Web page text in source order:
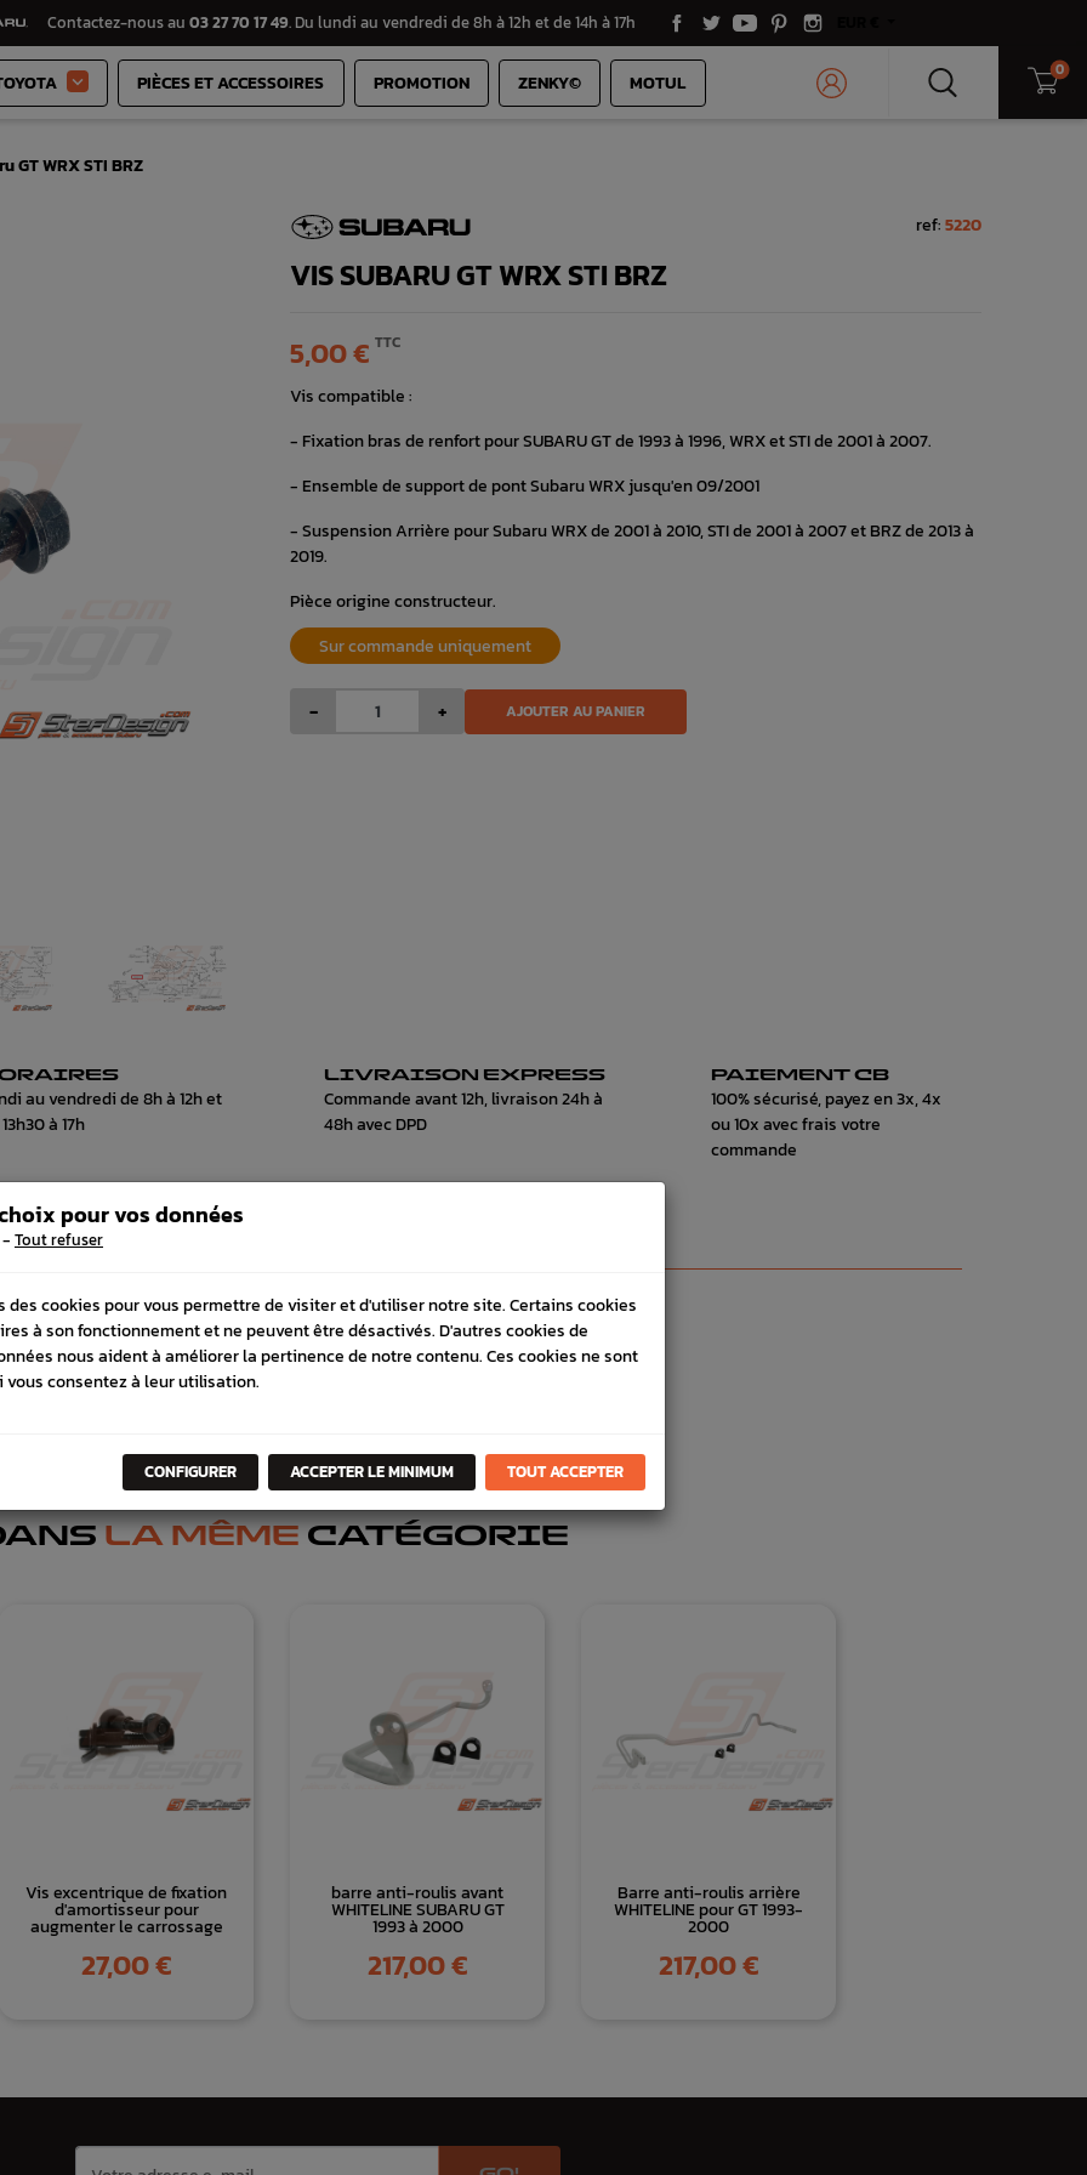
Contactez-nous au 03 27 70 17 49. Du lundi au vendredi de 8h à 12h et de 14h à 17h
 PIÈCES ET ACCESSOIRES PROMOTION ZENKY© MOTUL 0
GT WRX STI BRZ
ref:5220
VIS SUBARU GT WRX STI BRZ
5,00 € TTC
Vis compatible :
- Fixation bras de renfort pour SUBARU GT de 1993 à 1996, WRX et STI de 2001 à 2007.
- Ensemble de support de pont Subaru WRX jusqu'en 09/2001
- Suspension Arrière pour Subaru WRX de 2001 à 2010, STI de 2001 à 2007 et BRZ de 2013 à
2019.
Pièce origine constructeur.
Sur commande uniquement
- + AJOUTER AU PANIER
au vendredi de 8h à 12h et
à 17h
LIVRAISON EXPRESS
Commande avant 12h, livraison 24h à
48h avec DPD
PAIEMENT CB
100% sécurisé, payez en 3x, 4x
ou 10x avec frais votre
commande
LA MÊMECATÉGORIE
Vis excentrique de fixation
d'amortisseur pour
augmenter le carrossage
Prix
27,00 €
barre anti-roulis avant
WHITELINE SUBARU GT
1993 à 2000
Prix
217,00 €
Barre anti-roulis arrière
WHITELINE pour GT 1993-
2000
Prix
217,00 €
pour vos données
- Tout refuser
des cookies pour vous permettre de visiter et d'utiliser notre site. Certains cookies
à son fonctionnement et ne peuvent être désactivés. D'autres cookies de
nous aident à améliorer la pertinence de notre contenu. Ces cookies ne sont
vous consentez à leur utilisation.
CONFIGURER ACCEPTER LE MINIMUM TOUT ACCEPTER